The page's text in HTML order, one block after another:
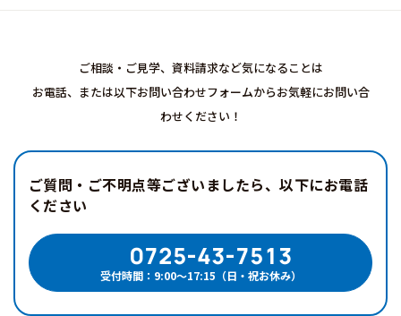
ご相談・ご見学、資料請求など気になることは
お電話、または以下お問い合わせフォームからお気軽にお問い合
わせください！
ご質問・ご不明点等ございましたら、以下にお電話
ください
0725-43-7513
受付時間：9:00〜17:15（日・祝お休み）